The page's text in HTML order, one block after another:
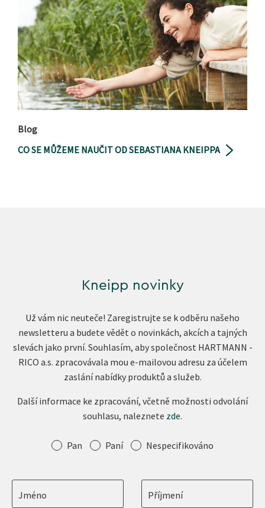
Blog
CO SE MŮŽEME NAUČIT OD SEBASTIANA KNEIPPA
Kneipp novinky
Už vám nic neuteče! Zaregistrujte se k odběru našeho
newsletteru a budete vědět o novinkách, akcích a tajných
slevách jako první. Souhlasím, aby společnost HARTMANN -
RICO a.s. zpracovávala mou e-mailovou adresu za účelem
zaslání nabídky produktů a služeb.
Další informace ke zpracování, včetně možnosti odvolání
souhlasu, naleznete zde.
Oslovení Pan Paní Nespecifikováno
Jméno Příjmení